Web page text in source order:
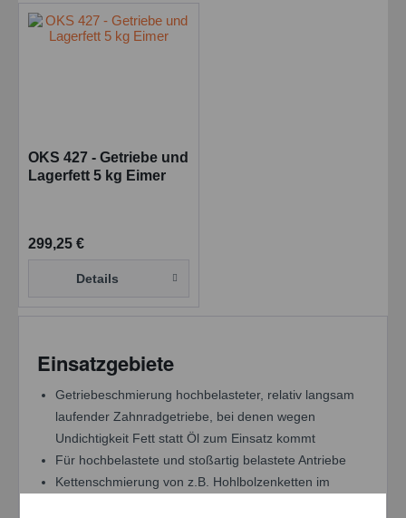
OKS 427 - Getriebe und
Lagerfett 5 kg Eimer
299,25 €
Details
Einsatzgebiete
Getriebeschmierung hochbelasteter, relativ langsam
laufender Zahnradgetriebe, bei denen wegen
Undichtigkeit Fett statt Öl zum Einsatz kommt
Für hochbelastete und stoßartig belastete Antriebe
Kettenschmierung von z.B. Hohlbolzenketten im